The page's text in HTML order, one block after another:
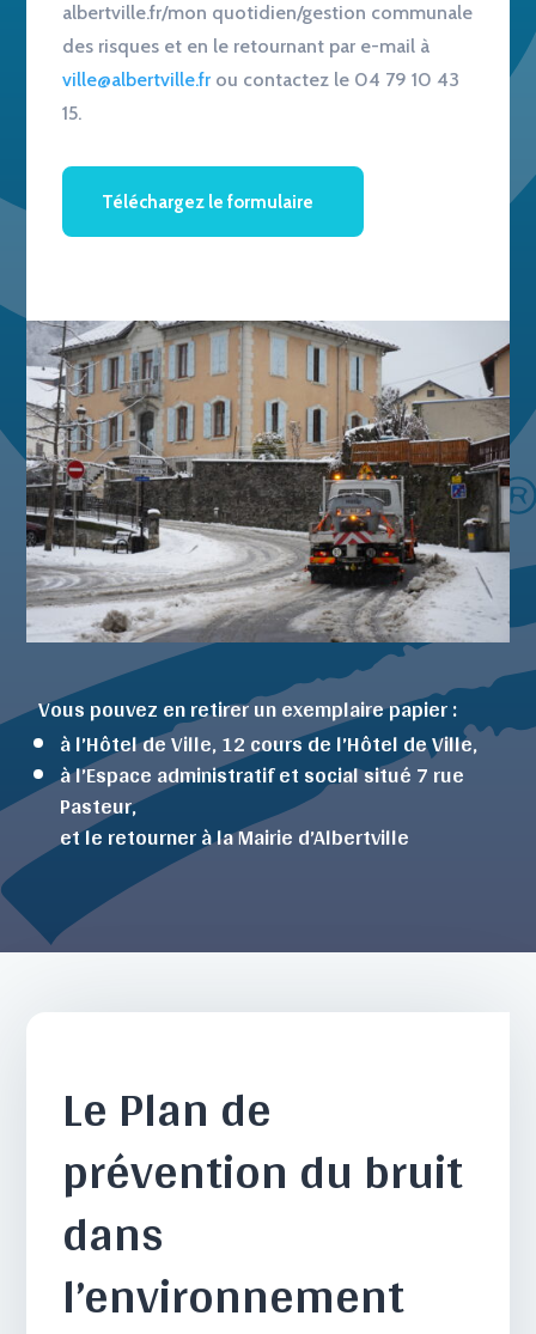
albertville.fr/mon quotidien/gestion communale
des risques et en le retournant par e-mail à
ville@albertville.fr ou contactez le 04 79 10 43
15.
Téléchargez le formulaire
Vous pouvez en retirer un exemplaire papier :
à l’Hôtel de Ville, 12 cours de l’Hôtel de Ville,
à l’Espace administratif et social situé 7 rue
Pasteur,
et le retourner à la Mairie d’Albertville
Le Plan de
prévention du bruit
dans
l’environnement